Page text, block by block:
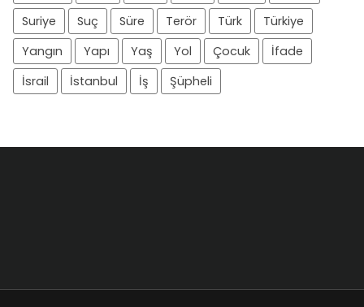
Suriye
Suç Süre Terör Türk
Türkiye
Yangın
Yapı Yaş Yol Çocuk
İfade
İsrail
İstanbul İş Şüpheli